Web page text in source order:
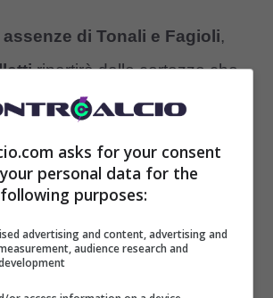
assenze di Tonali e Fagioli,
ripartirà dalle certezze che
Nicolò Barellae Davide
e restano dei perni assoluti
asks for your consent
personal data for the
following purposes:
advertising and content, advertising and
audience research and